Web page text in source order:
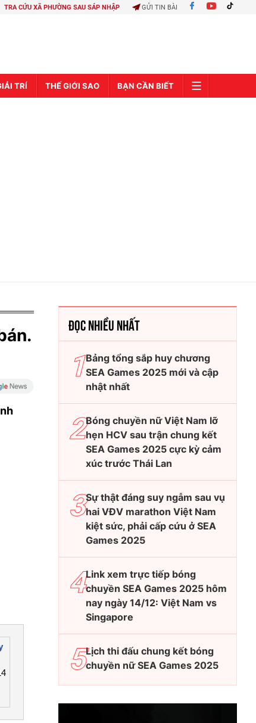
TRA CỨU XÃ PHƯỜNG SAU SÁP NHẬP GỬI TIN BÀI
TRÍ THẾ GIỚI SAO BẠN CẦN BIẾT
ĐỌC NHIỀU NHẤT
Bảng tổng sắp huy chương
SEA Games 2025 mới và cập
nhật nhất
Bóng chuyền nữ Việt Nam lỡ
hẹn HCV sau trận chung kết
SEA Games 2025 cực kỳ cảm
xúc trước Thái Lan
Sự thật đáng suy ngẫm sau vụ
hai VĐV marathon Việt Nam
kiệt sức, phải cấp cứu ở SEA
Games 2025
Link xem trực tiếp bóng
chuyền SEA Games 2025 hôm
nay ngày 14/12: Việt Nam vs
Singapore
Lịch thi đấu chung kết bóng
chuyền nữ SEA Games 2025